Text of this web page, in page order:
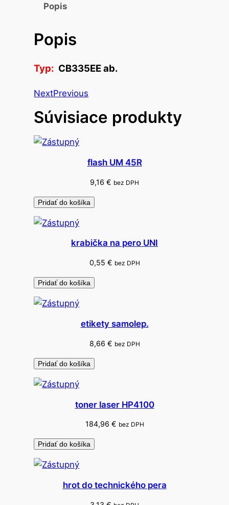
a
r
m
n
p
o
l
a
H
3
l
Popis
Popis
Typ: CB335EE ab.
NextPrevious
Súvisiace produkty
flash UM 45R
9,16 € bez DPH
Pridať do košíka
krabička na pero UNI
0,55 € bez DPH
Pridať do košíka
etikety samolep.
8,66 € bez DPH
Pridať do košíka
toner laser HP4100
184,96 € bez DPH
Pridať do košíka
hrot do technického pera